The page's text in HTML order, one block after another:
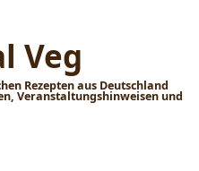
Veg
Rezepten aus Deutschland
Veranstaltungshinweisen und